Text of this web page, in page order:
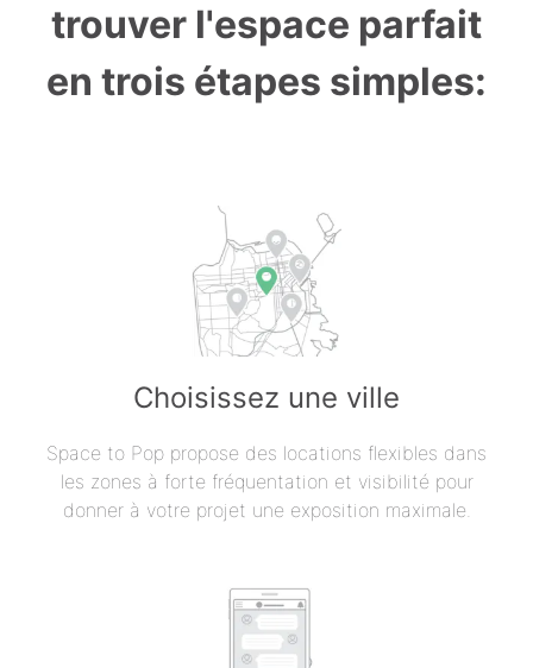
trouver l'espace parfait
en trois étapes simples:
Choisissez une ville
Space to Pop propose des locations flexibles dans
les zones à forte fréquentation et visibilité pour
donner à votre projet une exposition maximale.